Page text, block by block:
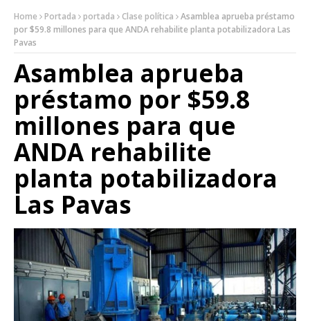
Home Portada portada Clase política
Asamblea aprueba préstamo
por $59.8 millones para que ANDA rehabilite planta potabilizadora Las
Pavas
Asamblea aprueba
préstamo por $59.8
millones para que
ANDA rehabilite
planta potabilizadora
Las Pavas